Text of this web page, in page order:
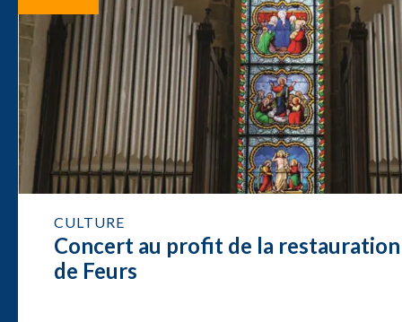
CULTURE
Concert au profit de la restauration
de Feurs